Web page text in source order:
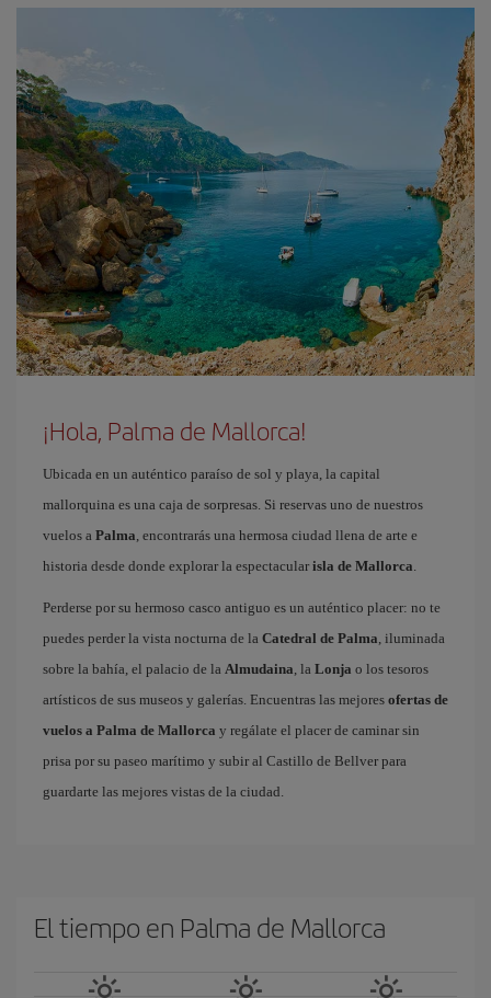
¡Hola, Palma de Mallorca!
Ubicada en un auténtico paraíso de sol y playa, la capital
mallorquina es una caja de sorpresas. Si reservas uno de nuestros
vuelos a Palma, encontrarás una hermosa ciudad llena de arte e
historia desde donde explorar la espectacular isla de Mallorca.
Perderse por su hermoso casco antiguo es un auténtico placer: no te
puedes perder la vista nocturna de la Catedral de Palma, iluminada
sobre la bahía, el palacio de la Almudaina, la Lonja o los tesoros
artísticos de sus museos y galerías. Encuentras las mejores ofertas de
vuelos a Palma de Mallorca y regálate el placer de caminar sin
prisa por su paseo marítimo y subir al Castillo de Bellver para
guardarte las mejores vistas de la ciudad.
El tiempo en Palma de Mallorca